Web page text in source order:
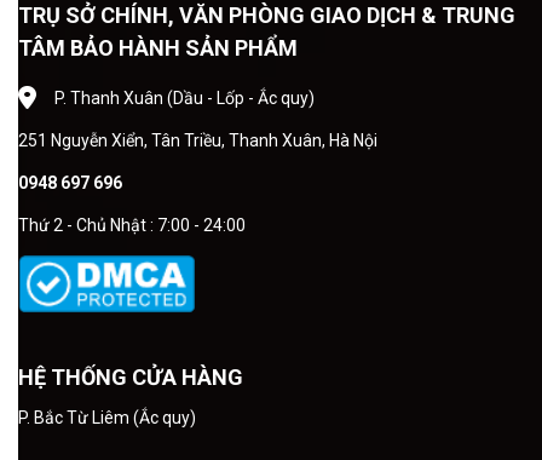
TRỤ SỞ CHÍNH, VĂN PHÒNG GIAO DỊCH & TRUNG
TÂM BẢO HÀNH SẢN PHẨM
P. Thanh Xuân (Dầu - Lốp - Ắc quy)
251 Nguyễn Xiển, Tân Triều, Thanh Xuân, Hà Nội
0948 697 696
Thứ 2 - Chủ Nhật : 7:00 - 24:00
HỆ THỐNG CỬA HÀNG
P. Bắc Từ Liêm (Ắc quy)